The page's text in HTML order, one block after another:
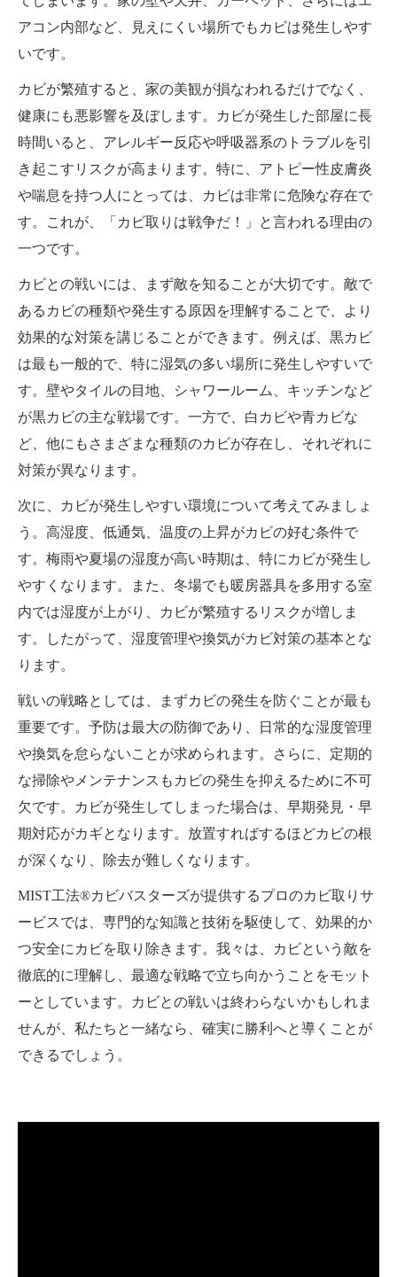
アコン内部など、見えにくい場所でもカビは発生しやす
いです。
カビが繁殖すると、家の美観が損なわれるだけでなく、
健康にも悪影響を及ぼします。カビが発生した部屋に長
時間いると、アレルギー反応や呼吸器系のトラブルを引
き起こすリスクが高まります。特に、アトピー性皮膚炎
や喘息を持つ人にとっては、カビは非常に危険な存在で
す。これが、「カビ取りは戦争だ！」と言われる理由の
一つです。
カビとの戦いには、まず敵を知ることが大切です。敵で
あるカビの種類や発生する原因を理解することで、より
効果的な対策を講じることができます。例えば、黒カビ
は最も一般的で、特に湿気の多い場所に発生しやすいで
す。壁やタイルの目地、シャワールーム、キッチンなど
が黒カビの主な戦場です。一方で、白カビや青カビな
ど、他にもさまざまな種類のカビが存在し、それぞれに
対策が異なります。
次に、カビが発生しやすい環境について考えてみましょ
う。高湿度、低通気、温度の上昇がカビの好む条件で
す。梅雨や夏場の湿度が高い時期は、特にカビが発生し
やすくなります。また、冬場でも暖房器具を多用する室
内では湿度が上がり、カビが繁殖するリスクが増しま
す。したがって、湿度管理や換気がカビ対策の基本とな
ります。
戦いの戦略としては、まずカビの発生を防ぐことが最も
重要です。予防は最大の防御であり、日常的な湿度管理
や換気を怠らないことが求められます。さらに、定期的
な掃除やメンテナンスもカビの発生を抑えるために不可
欠です。カビが発生してしまった場合は、早期発見・早
期対応がカギとなります。放置すればするほどカビの根
が深くなり、除去が難しくなります。
MIST工法®カビバスターズが提供するプロのカビ取りサ
ービスでは、専門的な知識と技術を駆使して、効果的か
つ安全にカビを取り除きます。我々は、カビという敵を
徹底的に理解し、最適な戦略で立ち向かうことをモット
ーとしています。カビとの戦いは終わらないかもしれま
せんが、私たちと一緒なら、確実に勝利へと導くことが
できるでしょう。